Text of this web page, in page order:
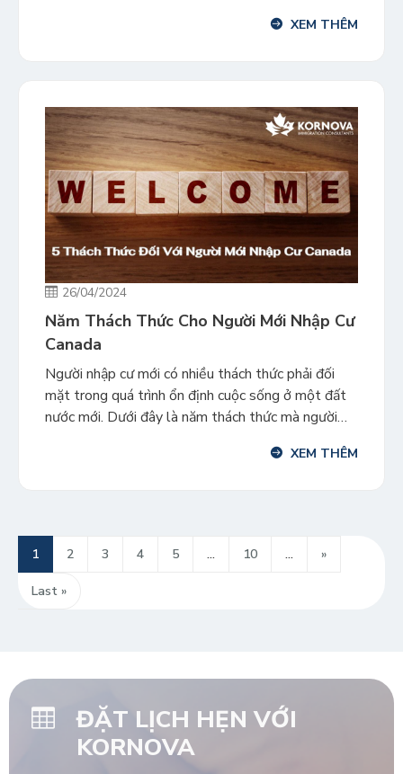
Kornova xin gửi một số quyền lợi phổ biến vàXEM THÊM
26/04/2024
Năm Thách Thức Cho Người Mới Nhập Cư
Canada
Người nhập cư mới có nhiều thách thức phải đối
mặt trong quá trình ổn định cuộc sống ở một đất
nước mới. Dưới đây là năm thách thức mà người
Canada và cách để có thể dễ dàng vượt qua chúng.
XEM THÊM
1 2 3 4 5 ... 10 ... »
Last »
ĐẶT LỊCH HẸN VỚI
KORNOVA